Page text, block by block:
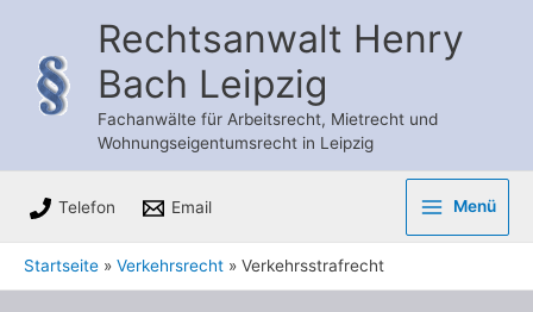
springen
Rechtsanwalt Henry
Bach Leipzig
Fachanwälte für Arbeitsrecht, Mietrecht und
Wohnungseigentumsrecht in Leipzig
Telefon Email
Main
Menü
Startseite Verkehrsrecht Verkehrsstrafrecht